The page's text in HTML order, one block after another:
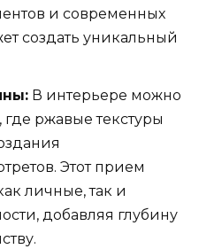
и современных
создать уникальный
В интерьере можно
где ржавые текстуры
Этот прием
личные, так и
добавляя глубину